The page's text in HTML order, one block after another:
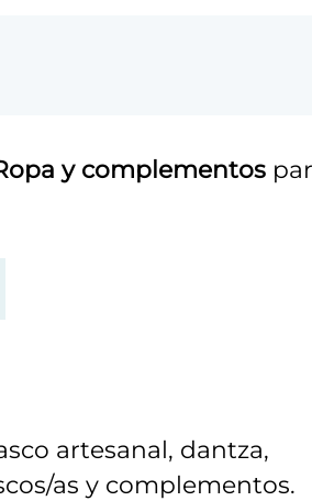
y complementos
artesanal, dantza,
as y complementos.